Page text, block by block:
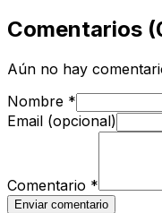
Comentarios (
Aún no hay
Nombre *
Email (opcional)
Comentario *
Enviar comentario